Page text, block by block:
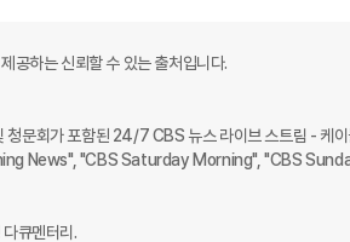
공하는 신뢰할 수 있는 출처입니다.
청문회가 포함된 24/7 CBS 뉴스 라이브 스트림 - 케
News", "CBS Saturday Morning", "CBS
큐멘터리.